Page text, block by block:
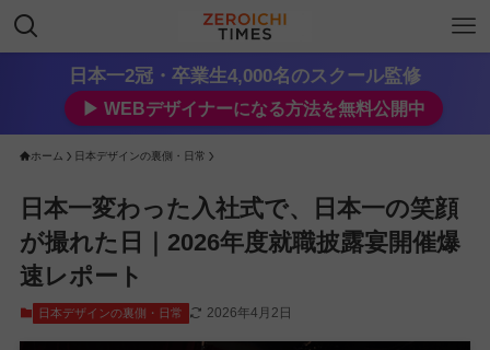
日本一2冠・卒業生4,000名のスクール監修
▶︎ WEBデザイナーになる方法を無料公開中
ホーム 日本デザインの裏側・日常
日本一変わった入社式で、日本一の笑顔
が撮れた日｜2026年度就職披露宴開催爆
速レポート
日本デザインの裏側・日常 2026年4月2日